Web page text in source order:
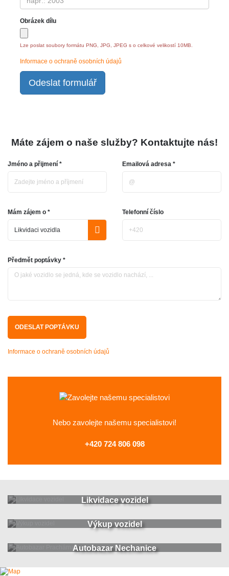
Obrázek dílu
Lze poslat soubory formátu PNG, JPG, JPEG s o celkové velikostí 10MB.
Informace o ochraně osobních údajů
Odeslat formulář
Máte zájem o naše služby? Kontaktujte nás!
Jméno a přijmení * Emailová adresa *
Mám zájem o * Telefonní číslo
Předmět poptávky *
Informace o ochraně osobních údajů
Nebo zavolejte našemu specialistovi!
+420 724 806 098
Likvidace vozidel
Výkup vozidel
Autobazar Nechanice